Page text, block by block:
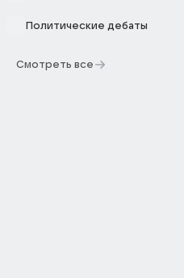
Политические дебаты
Смотреть все